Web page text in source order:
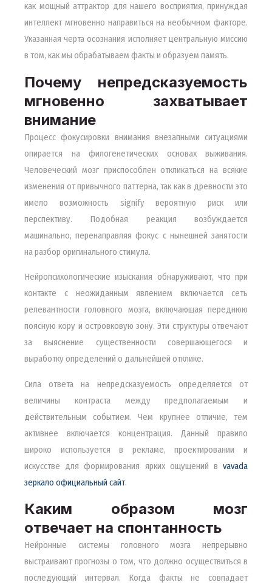
как мощный аттрактор для нашего восприятия, принуждая
интеллект мгновенно направиться на необычном факторе.
Указанная черта осознания исполняет центральную миссию
в том, как мы обрабатываем факты и образуем память.
Почему непредсказуемость
мгновенно захватывает
внимание
Процесс фокусировки внимания внезапными ситуациями
опирается на филогенетических основах выживания.
Человеческий мозг приспособлен откликаться на всякие
изменения от привычного паттерна, так как в древности это
имело возможность signify вероятную риск или
перспективу. Подобная реакция возбуждается
машинально, перенаправляя фокус с нынешней занятости
на разбор оригинального стимула.
Нейропсихологические изыскания обнаруживают, что при
контакте с неожиданным явлением включается сеть
релевантности головного мозга, включающая переднюю
поясную кору и островковую зону. Эти структуры отвечают
за выяснение существенности совершающегося и
выработку определений о дальнейшей отклике.
Сила ответа на непредсказуемость определяется от
величины контраста между предполагаемым и
действительным событием. Чем крупнее отличие, тем
активнее включается концентрация. Данный правило
широко используется в рекламе, проектировании и
искусстве для формирования ярких ощущений в vavada
зеркало официальный сайт.
Каким образом мозг
отвечает на спонтанность
Нейронные системы головного мозга непрерывно
выстраивают прогнозы о том, что должно осуществиться в
последующий интервал. Когда факты не совпадает